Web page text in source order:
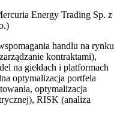
Energy Trading Sp. z
handlu na rynku
kontraktami),
na giełdach i platformach
optymalizacja portfela
optymalizacja
RISK (analiza